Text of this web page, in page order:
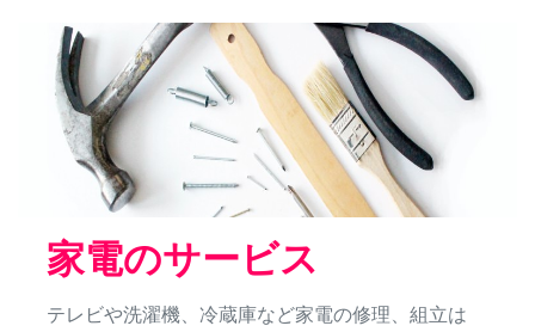
家電のサービス
テレビや洗濯機、冷蔵庫など家電の修理、組立は